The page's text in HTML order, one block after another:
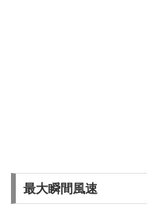
最大瞬間風速